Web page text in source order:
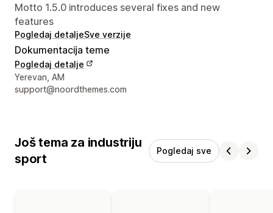
Motto 1.5.0 introduces several fixes and new
features
Pogledaj detaljeSve verzije
Dokumentacija teme
Pogledaj detalje
Podaci za kontakt dizajnera
Yerevan, AM
support@noordthemes.com
Još tema za industriju
sport
Pogledaj sve